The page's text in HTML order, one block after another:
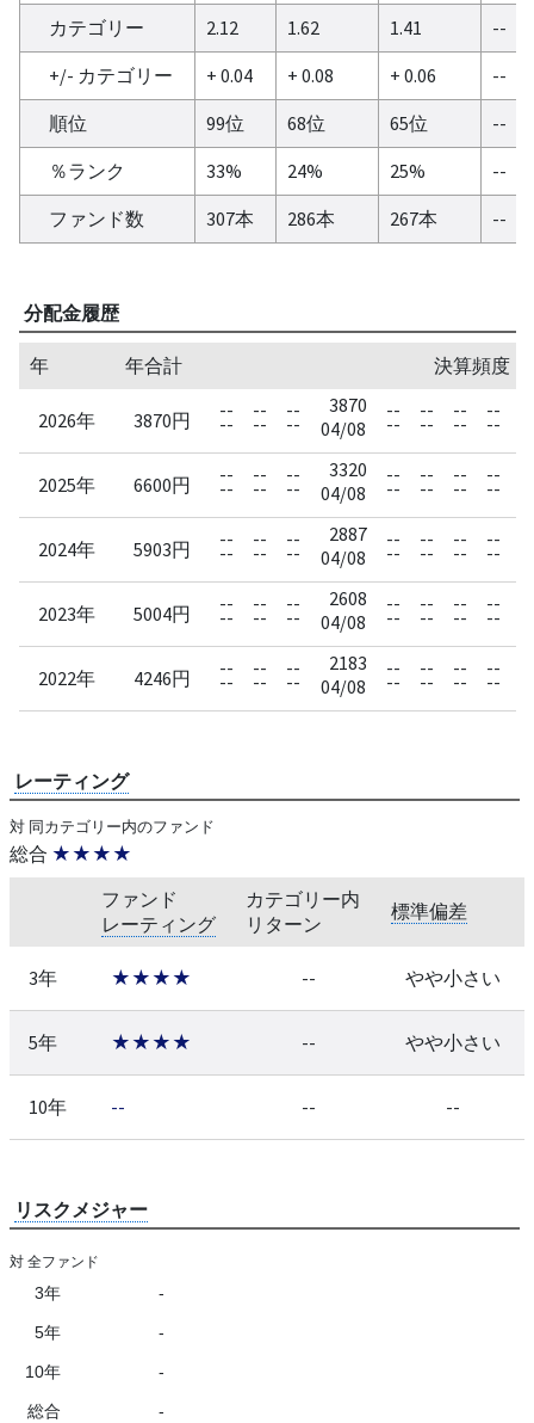
カテゴリー 2.12 1.62 1.41
--
+/- カテゴリー
+ 0.04 + 0.08 + 0.06
--
順位
99位 68位 65位
--
％ランク
33% 24% 25%
--
ファンド数
307本 286本 267本 --
分配金履歴
年 年合計 決算頻度
2026年 3870円 --
--
--
--
--
--
3870
04/08
--
--
--
--
--
--
--
--
2025年 6600円 --
--
--
--
--
--
3320
04/08
--
--
--
--
--
--
--
--
2024年 5903円 --
--
--
--
--
--
2887
04/08
--
--
--
--
--
--
--
--
2023年 5004円 --
--
--
--
--
--
2608
04/08
--
--
--
--
--
--
--
--
2022年 4246円 --
--
--
--
--
--
2183
04/08
--
--
--
--
--
--
--
--
レーティング
対 同カテゴリー内のファンド
総合 ★★★★
ファンド
レーティング
カテゴリー内
リターン
標準偏差
3年 ★★★★ -- やや小さい
5年 ★★★★ -- やや小さい
10年 -- -- --
リスクメジャー
対 全ファンド
3年 -
5年 -
10年 -
総合 -